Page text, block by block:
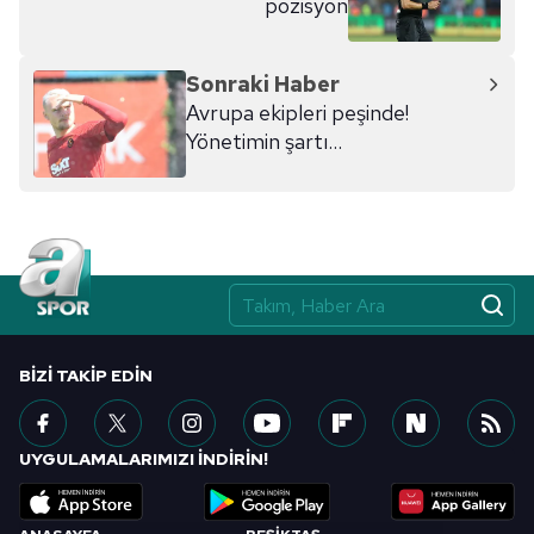
kılınması ve kişiselleştirilmesi ve sizlere yönelik
reklam/pazarlama faaliyetlerinin yapılması, amaçlarıyla
sınırlı olarak açık rızanız dahilinde kullanılacaktır.
Çerezlere ilişkin tercihlerinizi aşağıda yer alan panel
vasıtasıyla belirleyebilirsiniz. Çerezlere ilişkin detaylı bilgi
6698 sayılı Kişisel Verilerin Korunması Kanunu uyarınca
hazırlanmış Aydınlatma Metnimizi okumak ve sitemizde
ilgili mevzuata uygun olarak kullanılan çerezlerle ilgili bilgi
pozisyon
Sonraki Haber
Avrupa ekipleri peşinde!
Yönetimin şartı...
BIZI TAKIP EDIN
UYGULAMALARIMIZI İNDİRİN!